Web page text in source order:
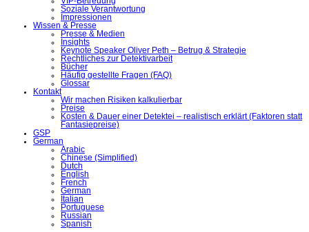
Soziale Verantwortung
Impressionen
Wissen & Presse
Presse & Medien
Insights
Keynote Speaker Oliver Peth – Betrug & Strategie
Rechtliches zur Detektivarbeit
Bücher
Häufig gestellte Fragen (FAQ)
Glossar
Kontakt
Wir machen Risiken kalkulierbar
Preise
Kosten & Dauer einer Detektei – realistisch erklärt (Faktoren statt
Fantasiepreise)
GSP
German
Arabic
Chinese (Simplified)
Dutch
English
French
German
Italian
Portuguese
Russian
Spanish